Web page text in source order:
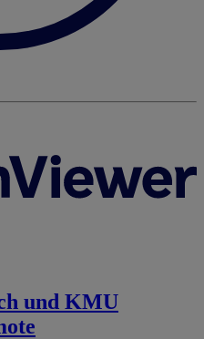
und KMU